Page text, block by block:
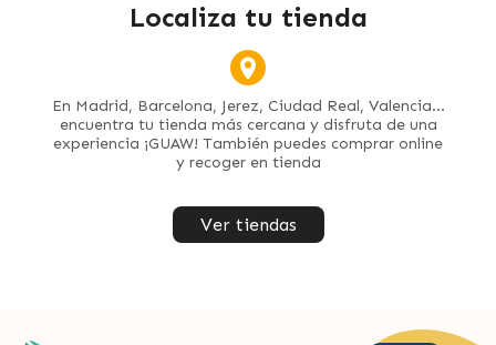
Localiza tu tienda
En Madrid, Barcelona, Jerez, Ciudad Real, Valencia...
encuentra tu tienda más cercana y disfruta de una
experiencia ¡GUAW! También puedes comprar online
y recoger en tienda
Ver tiendas